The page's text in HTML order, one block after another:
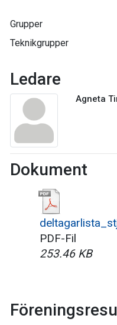
Grupper
Teknikgrupper
Ledare
Agneta
Dokument
PDF-Fil
253.46 KB